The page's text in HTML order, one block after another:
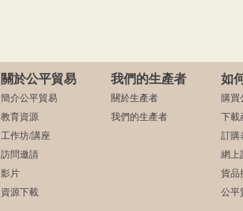
關於公平貿易 我們的生產者 如
簡介公平貿易
教育資源
工作坊/講座
訪問邀請
影片
資源下載
關於生產者
我們的生產者
購買
下載
訂購
網上
貨品
公平